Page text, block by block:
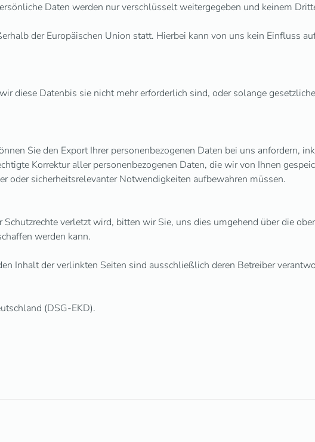
Daten werden nur verschlüsselt weitergegeben und keinem
der Europäischen Union statt. Hierbei kann von uns kein Einfluss
diese Datenbis sie nicht mehr erforderlich sind, oder solange
Sie den Export Ihrer personenbezogenen Daten bei uns anfordern,
Korrektur aller personenbezogenen Daten, die wir von Ihnen
oder sicherheitsrelevanter Notwendigkeiten aufbewahren müssen.
verletzt wird, bitten wir Sie, uns dies umgehend über die
werden kann.
Inhalt der verlinkten Seiten sind ausschließlich deren Betreiber
(DSG-EKD).